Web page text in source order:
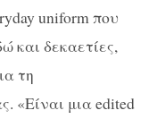
uniform που
και δεκαετίες,
τη
«Είναι μια edited